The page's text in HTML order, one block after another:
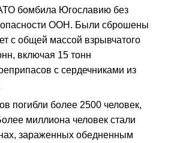
бомбила Югославию без
ООН. Были сброшены
с общей массой взрывчатого
включая 15 тонн
с сердечниками из
погибли более 2500 человек,
миллиона человек стали
зараженных обедненным